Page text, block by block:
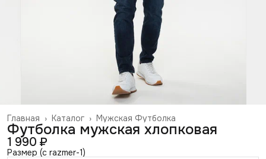
Мужская Футболка
Каталог ›
Главная ›
Футболка мужская хлопковая
1 990 ₽
Размер (c razmer-1)